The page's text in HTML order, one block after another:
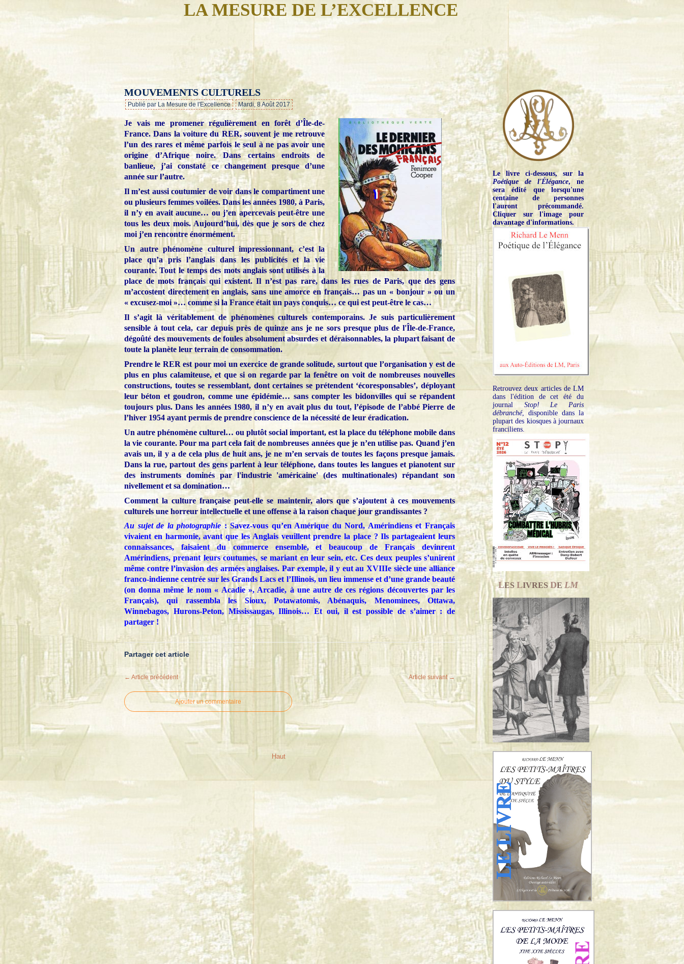
LA MESURE DE L’EXCELLENCE
…
MOUVEMENTS CULTURELS
Publié par La Mesure de l'Excellence Mardi, 8 Août 2017
Je vais me promener régulièrement en forêt d’Île-de-
France. Dans la voiture du RER, souvent je me retrouve
l’un des rares et même parfois le seul à ne pas avoir une
origine d’Afrique noire. Dans certains endroits de
banlieue, j’ai constaté ce changement presque d’une
année sur l’autre.
Il m’est aussi coutumier de voir dans le compartiment une
ou plusieurs femmes voilées. Dans les années 1980, à Paris,
il n’y en avait aucune… ou j’en apercevais peut-être une
tous les deux mois. Aujourd’hui, dès que je sors de chez
moi j’en rencontre énormément.
Un autre phénomène culturel impressionnant, c’est la
place qu’a pris l’anglais dans les publicités et la vie
courante. Tout le temps des mots anglais sont utilisés à la
place de mots français qui existent. Il n’est pas rare, dans les rues de Paris, que des gens
m’accostent directement en anglais, sans une amorce en français… pas un « bonjour » ou un
« excusez-moi »… comme si la France était un pays conquis… ce qui est peut-être le cas…
Il s’agit là véritablement de phénomènes culturels contemporains. Je suis particulièrement
sensible à tout cela, car depuis près de quinze ans je ne sors presque plus de l'Île-de-France,
dégoûté des mouvements de foules absolument absurdes et déraisonnables, la plupart faisant de
toute la planète leur terrain de consommation.
Prendre le RER est pour moi un exercice de grande solitude, surtout que l’organisation y est de
plus en plus calamiteuse, et que si on regarde par la fenêtre on voit de nombreuses nouvelles
constructions, toutes se ressemblant, dont certaines se prétendent ‘écoresponsables’, déployant
leur béton et goudron, comme une épidémie… sans compter les bidonvilles qui se répandent
toujours plus. Dans les années 1980, il n’y en avait plus du tout, l’épisode de l’abbé Pierre de
l’hiver 1954 ayant permis de prendre conscience de la nécessité de leur éradication.
Un autre phénomène culturel… ou plutôt social important, est la place du téléphone mobile dans
la vie courante. Pour ma part cela fait de nombreuses années que je n’en utilise pas. Quand j’en
avais un, il y a de cela plus de huit ans, je ne m’en servais de toutes les façons presque jamais.
Dans la rue, partout des gens parlent à leur téléphone, dans toutes les langues et pianotent sur
des instruments dominés par l'industrie 'américaine' (des multinationales) répandant son
nivellement et sa domination…
Comment la culture française peut-elle se maintenir, alors que s’ajoutent à ces mouvements
culturels une horreur intellectuelle et une offense à la raison chaque jour grandissantes ?
Au sujet de la photographie: Savez-vous qu’en Amérique du Nord, Amérindiens et Français
vivaient en harmonie, avant que les Anglais veuillent prendre la place ? Ils partageaient leurs
connaissances, faisaient du commerce ensemble, et beaucoup de Français devinrent
Amérindiens, prenant leurs coutumes, se mariant en leur sein, etc. Ces deux peuples s’unirent
même contre l’invasion des armées anglaises. Par exemple, il y eut au XVIIIe siècle une alliance
franco-indienne centrée sur les Grands Lacs et l’Illinois, un lieu immense et d’une grande beauté
(on donna même le nom « Acadie », Arcadie, à une autre de ces régions découvertes par les
Français), qui rassembla les Sioux, Potawatomis, Abénaquis, Menominees, Ottawa,
Winnebagos, Hurons-Peton, Mississaugas, Illinois… Et oui, il est possible de s’aimer : de
partager !
Partager cet article
← Article précédent Article suivant →
Ajouter un commentaire
Haut
Le livre ci-dessous, sur la
Poétique de l'Élégance, ne
sera édité que lorsqu'une
centaine de personnes
l'auront précommandé.
Cliquer sur l'image pour
davantage d'informations.
Retrouvez deux articles de LM
dans l'édition de cet été du
journal Stop! Le Paris
débranché, disponible dans la
plupart des kiosques à journaux
franciliens.
LES LIVRESDE LM